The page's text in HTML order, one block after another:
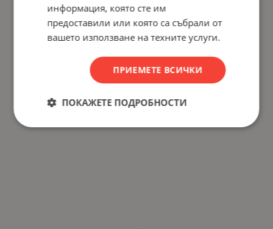
информация, която сте им
предоставили или която са събрали от
вашето използване на техните услуги.
ПРИЕМЕТЕ ВСИЧКИ
ПОКАЖЕТЕ ПОДРОБНОСТИ